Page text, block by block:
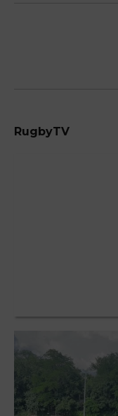
RugbyTV